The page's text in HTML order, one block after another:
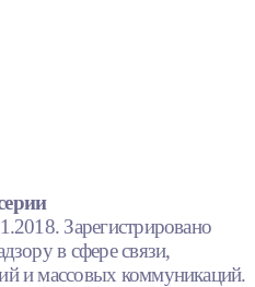
Зарегистрировано
в сфере связи,
и массовых коммуникаций.